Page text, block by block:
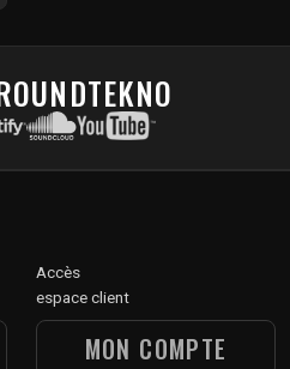
Accès
espace client
MON COMPTE